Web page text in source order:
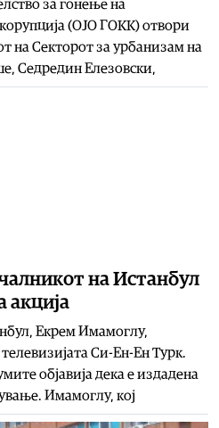
за гонење на
(ОЈО ГОКК) отвори
на Секторот за урбанизам на
Седредин Елезовски,
на Истанбул
акција
Екрем Имамоглу,
Си-Ен-Ен Турк.
објавија дека е издадена
Имамоглу, кој